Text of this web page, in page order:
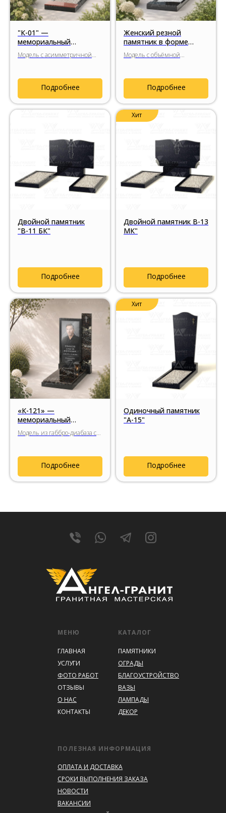
"К-01" —
мемориальный
комплекс из гранита с
пластичной формой
Модель с асимметричной
гранита.
Подробнее
Женский резной
памятник в форме
сердца «Два сердца»
Модель с объёмной
обработкой натурального
гранита.Подробнее
Двойной памятник
"В-11 БК"
Подробнее
Хит
Двойной памятник В-13
МК"
Подробнее
«К-121» —
мемориальный
комплекс с акцентом на
портретную
Модель из габбро-диабаза с
вставкой из цветного гранита
и сдержанным современным
характером.
Подробнее
Хит
Одиночный памятник
"А-15"
Подробнее
МЕНЮ
ГЛАВНАЯ
УСЛУГИ
ФОТО РАБОТ
ОТЗЫВЫ
О НАС
КОНТАКТЫ
КАТАЛОГ
ПАМЯТНИКИ
ОГРАДЫ
БЛАГОУСТРОЙСТВО
ВАЗЫ
ЛАМПАДЫ
ДЕКОР
ПОЛЕЗНАЯ ИНФОРМАЦИЯ
ОПЛАТА И ДОСТАВКА
СРОКИ ВЫПОЛНЕНИЯ ЗАКАЗА
НОВОСТИ
ВАКАНСИИ